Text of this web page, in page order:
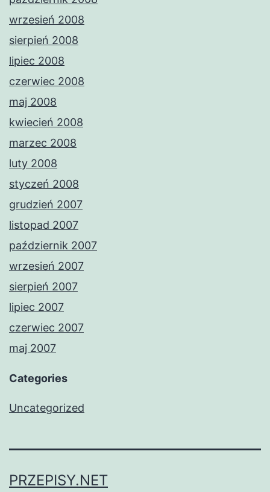
wrzesień 2008
sierpień 2008
lipiec 2008
czerwiec 2008
maj 2008
kwiecień 2008
marzec 2008
luty 2008
styczeń 2008
grudzień 2007
listopad 2007
październik 2007
wrzesień 2007
sierpień 2007
lipiec 2007
czerwiec 2007
maj 2007
Categories
Uncategorized
PRZEPISY.NET